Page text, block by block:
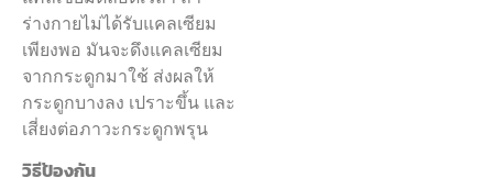
ร่างกายไม่ได้รับแคลเซียม
เพียงพอ มันจะดึงแคลเซียม
จากกระดูกมาใช้ ส่งผลให้
กระดูกบางลง เปราะขึ้น และ
เสี่ยงต่อภาวะกระดูกพรุน
วิธีป้องกัน